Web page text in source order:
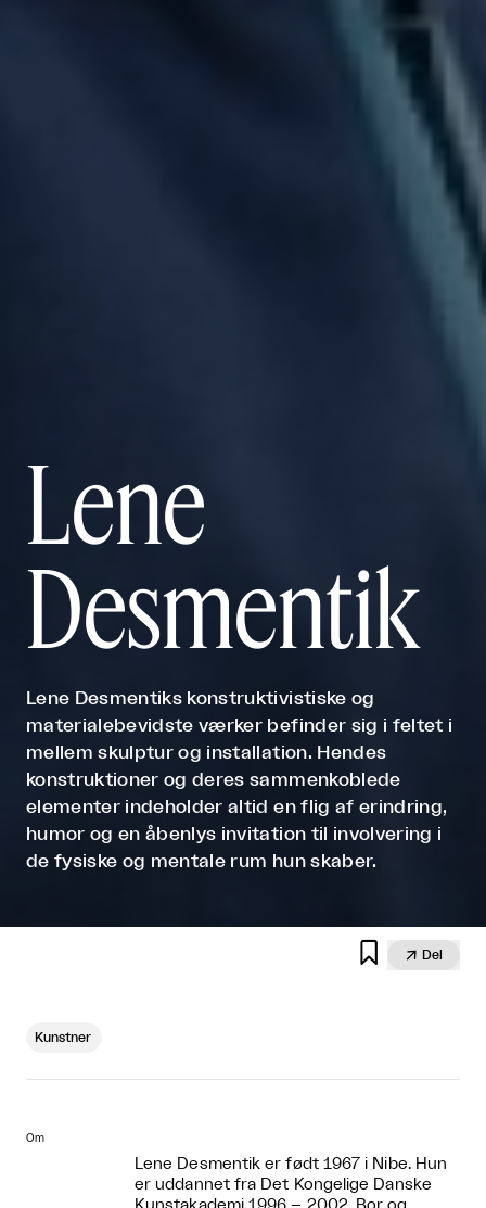
Lene
Desmentik
Lene Desmentiks konstruktivistiske og
materialebevidste værker befinder sig i feltet i
mellem skulptur og installation. Hendes
konstruktioner og deres sammenkoblede
elementer indeholder altid en flig af erindring,
humor og en åbenlys invitation til involvering i
de fysiske og mentale rum hun skaber.
  Del
Kunstner
Om
Lene Desmentik er født 1967 i Nibe. Hun
er uddannet fra Det Kongelige Danske